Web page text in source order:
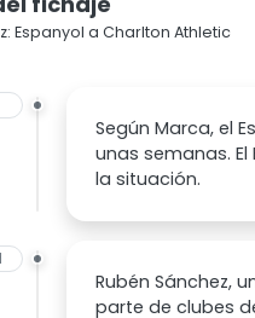
Espanyol a Charlton Athletic
Según Marca, el
unas semanas.
la situación.
Rubén Sánchez,
parte de clubes